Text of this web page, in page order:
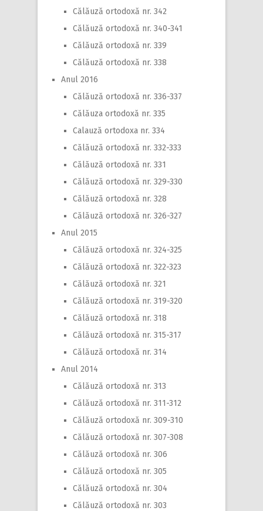
Călăuză ortodoxă nr. 342
Călăuză ortodoxă nr. 340-341
Călăuză ortodoxă nr. 339
Călăuză ortodoxă nr. 338
Anul 2016
Călăuză ortodoxă nr. 336-337
Călăuza ortodoxă nr. 335
Calauză ortodoxa nr. 334
Călăuză ortodoxă nr. 332-333
Călăuză ortodoxă nr. 331
Călăuză ortodoxă nr. 329-330
Călăuză ortodoxă nr. 328
Călăuză ortodoxă nr. 326-327
Anul 2015
Călăuză ortodoxă nr. 324-325
Călăuză ortodoxă nr. 322-323
Călăuză ortodoxă nr. 321
Călăuză ortodoxă nr. 319-320
Călăuză ortodoxă nr. 318
Călăuză ortodoxă nr. 315-317
Călăuză ortodoxă nr. 314
Anul 2014
Călăuză ortodoxă nr. 313
Călăuză ortodoxă nr. 311-312
Călăuză ortodoxă nr. 309-310
Călăuză ortodoxă nr. 307-308
Călăuză ortodoxă nr. 306
Călăuză ortodoxă nr. 305
Călăuză ortodoxă nr. 304
Călăuză ortodoxă nr. 303